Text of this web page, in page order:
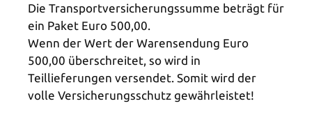
Die Transportversicherungssumme beträgt für
ein Paket Euro 500,00.
Wenn der Wert der Warensendung Euro
500,00 überschreitet, so wird in
Teillieferungen versendet. Somit wird der
volle Versicherungsschutz gewährleistet!